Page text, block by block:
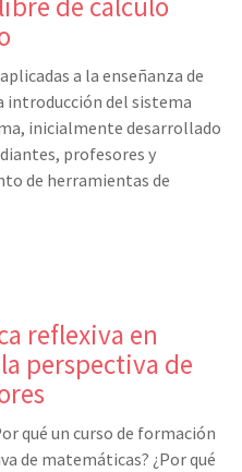
a la enseñanza de
introducción del sistema
inicialmente desarrollado
profesores y
de herramientas de
reflexiva en
perspectiva de
qué un curso de formación
de matemáticas? ¿Por qué